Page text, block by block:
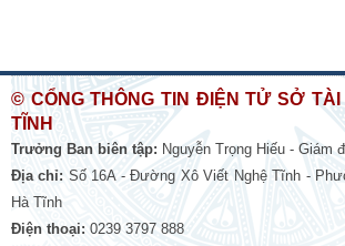
© CỔNG THÔNG TIN ĐIỆN TỬ SỞ TÀI
TĨNH
Trưởng Ban biên tập: Nguyễn Trọng Hiếu - Giám
Địa chỉ: Số 16A - Đường Xô Viết Nghệ Tĩnh -
Hà Tĩnh
Điện thoại: 0239 3797 888